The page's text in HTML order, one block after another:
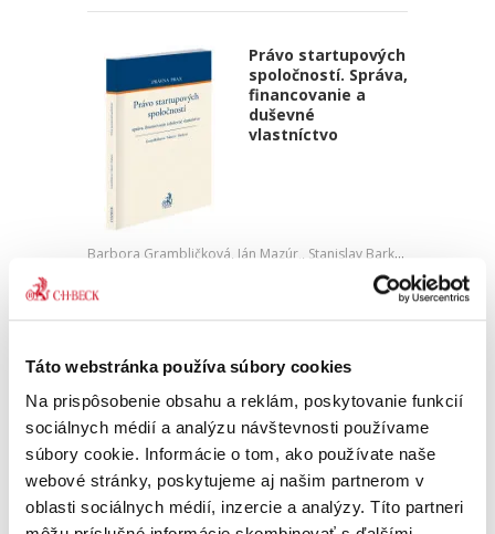
Táto webstránka používa súbory cookies
Na prispôsobenie obsahu a reklám, poskytovanie funkcií
sociálnych médií a analýzu návštevnosti používame
súbory cookie. Informácie o tom, ako používate naše
webové stránky, poskytujeme aj našim partnerom v
oblasti sociálnych médií, inzercie a analýzy. Títo partneri
Právo startupových
spoločností. Správa,
financovanie a
duševné
vlastníctvo
Barbora Grambličková, Ján Mazúr, , Stanislav Barkoci
49,00 €
jazykom odborne spracovanú tematiku právnej
sa na praktické otázky z pohľadu právnej
regulácie finančného a...
Judikatúra vo